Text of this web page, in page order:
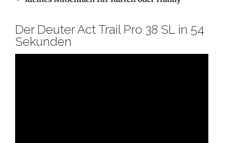
Der Deuter Act Trail Pro 38 SL in 54
Sekunden